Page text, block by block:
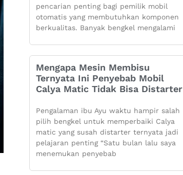
pencarian penting bagi pemilik mobil
otomatis yang membutuhkan komponen
berkualitas. Banyak bengkel mengalami
Mengapa Mesin Membisu
Ternyata Ini Penyebab Mobil
Calya Matic Tidak Bisa Distarter
Pengalaman ibu Ayu waktu hampir salah
pilih bengkel untuk memperbaiki Calya
matic yang susah distarter ternyata jadi
pelajaran penting “Satu bulan lalu saya
menemukan penyebab